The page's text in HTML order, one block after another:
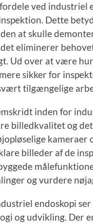
ved industriel
Dette
at skulle
det eliminerer
Ud over at være
sikker for
tilgængelige
inden for
billedkvalitet og
kameraer
billeder af de
og vurdere
endoskopi
og udvikling. Der